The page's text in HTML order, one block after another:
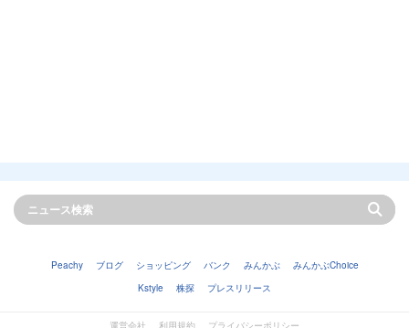
Peachy ブログ ショッピング バンク みんかぶ
みんかぶChoice
Kstyle
株探 プレスリリース
運営会社 利用規約 プライバシーポリシー